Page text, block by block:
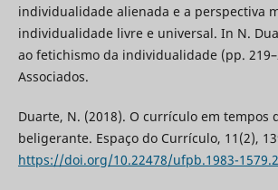
individualidade alienada e a perspectiva
individualidade livre e universal. In N.
ao fetichismo da individualidade (pp.
Associados.
Duarte, N. (2018). O currículo em tempos
beligerante. Espaço do Currículo, 11(2),
https://doi.org/10.22478/ufpb.1983-